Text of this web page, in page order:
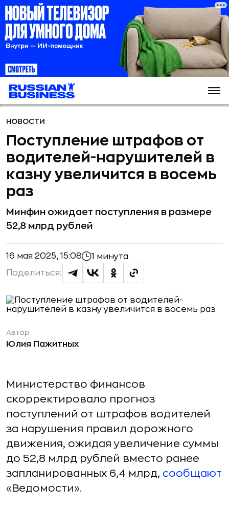
НОВОСТИ
Поступление штрафов от
водителей-нарушителей в
казну увеличится в восемь
раз
Минфин ожидает поступления в размере
52,8 млрд рублей
16 мая 2025, 15:08 1 минута
Поделиться:
Автор:
Юлия Пажитных
Министерство финансов
скорректировало прогноз
поступлений от штрафов водителей
за нарушения правил дорожного
движения, ожидая увеличение суммы
до 52,8 млрд рублей вместо ранее
запланированных 6,4 млрд, сообщают
«Ведомости».